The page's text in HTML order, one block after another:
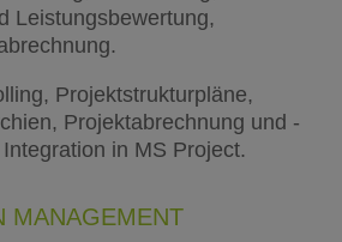
Leistungsbewertung,
Projektstrukturpläne,
Projektabrechnung und -
in MS Project.
MANAGEMENT